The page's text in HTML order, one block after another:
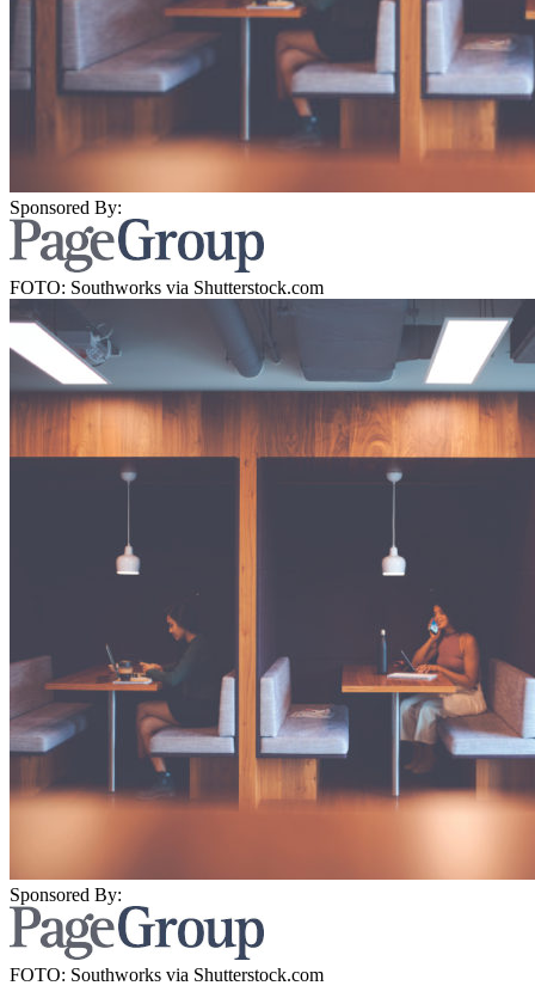
Sponsored By:
FOTO: Southworks via Shutterstock.com
Sponsored By:
FOTO: Southworks via Shutterstock.com